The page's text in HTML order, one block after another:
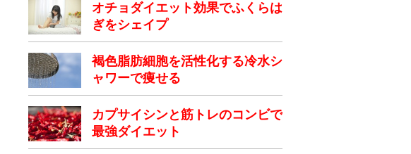
オチョダイエット効果でふくらは
ぎをシェイプ
褐色脂肪細胞を活性化する冷水シ
ャワーで痩せる
カプサイシンと筋トレのコンビで
最強ダイエット